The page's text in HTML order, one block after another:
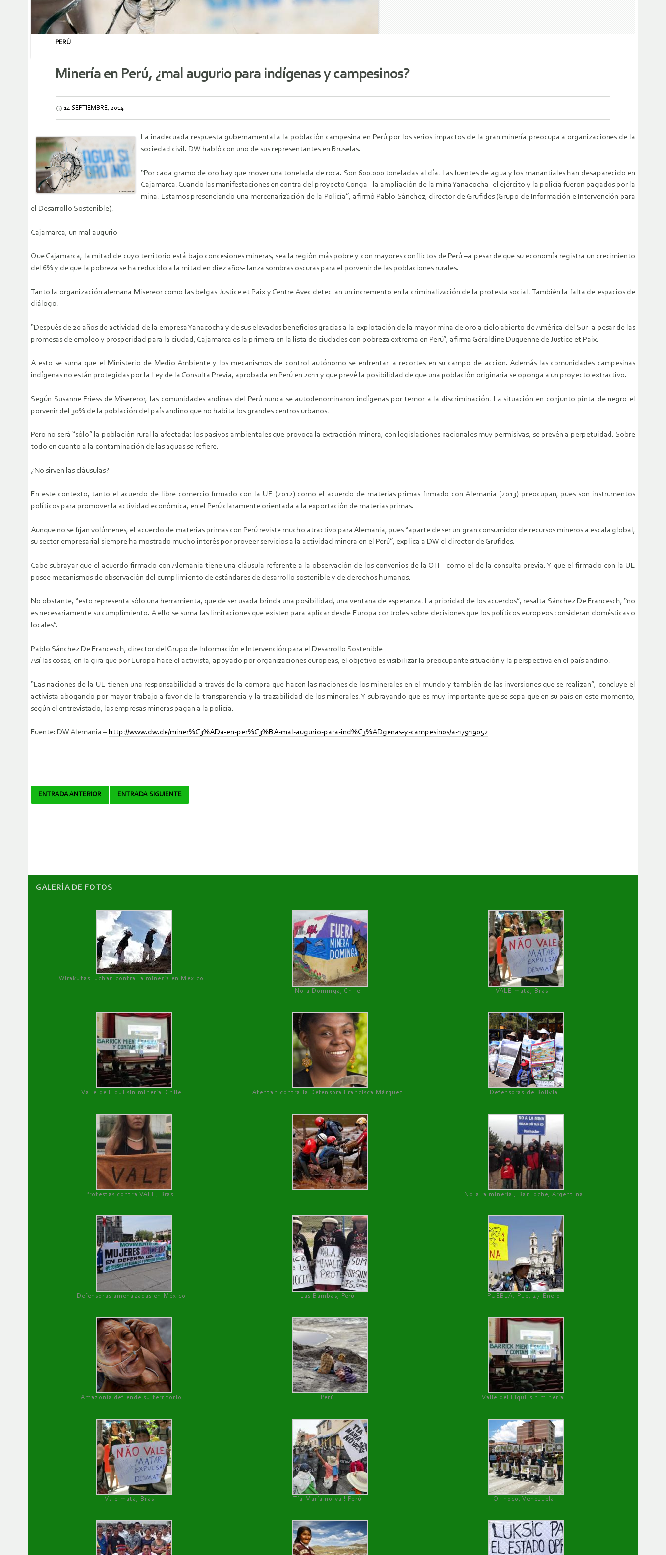
PERÚ
Minería en Perú, ¿mal augurio para indígenas y campesinos?
14 SEPTIEMBRE, 2014
La inadecuada respuesta gubernamental a la población campesina en Perú por los serios impactos de la gran minería preocupa a organizaciones de la
sociedad civil. DW habló con uno de sus representantes en Bruselas.
“Por cada gramo de oro hay que mover una tonelada de roca. Son 600.000 toneladas al día. Las fuentes de agua y los manantiales han desaparecido en
Cajamarca. Cuando las manifestaciones en contra del proyecto Conga –la ampliación de la mina Yanacocha- el ejército y la policía fueron pagados por la
mina. Estamos presenciando una mercenarización de la Policía”, afirmó Pablo Sánchez, director de Grufides (Grupo de Información e Intervención para
el Desarrollo Sostenible).
Cajamarca, un mal augurio
Que Cajamarca, la mitad de cuyo territorio está bajo concesiones mineras, sea la región más pobre y con mayores conflictos de Perú –a pesar de que su economía registra un crecimiento
del 6% y de que la pobreza se ha reducido a la mitad en diez años- lanza sombras oscuras para el porvenir de las poblaciones rurales.
Tanto la organización alemana Misereor como las belgas Justice et Paix y Centre Avec detectan un incremento en la criminalización de la protesta social. También la falta de espacios de
diálogo.
“Después de 20 años de actividad de la empresa Yanacocha y de sus elevados beneficios gracias a la explotación de la mayor mina de oro a cielo abierto de América del Sur -a pesar de las
promesas de empleo y prosperidad para la ciudad, Cajamarca es la primera en la lista de ciudades con pobreza extrema en Perú”, afirma Géraldine Duquenne de Justice et Paix.
A esto se suma que el Ministerio de Medio Ambiente y los mecanismos de control autónomo se enfrentan a recortes en su campo de acción. Además las comunidades campesinas
indígenas no están protegidas por la Ley de la Consulta Previa, aprobada en Perú en 2011 y que prevé la posibilidad de que una población originaria se oponga a un proyecto extractivo.
Según Susanne Friess de Misereror, las comunidades andinas del Perú nunca se autodenominaron indígenas por temor a la discriminación. La situación en conjunto pinta de negro el
porvenir del 30% de la población del país andino que no habita los grandes centros urbanos.
Pero no será “sólo” la población rural la afectada: los pasivos ambientales que provoca la extracción minera, con legislaciones nacionales muy permisivas, se prevén a perpetuidad. Sobre
todo en cuanto a la contaminación de las aguas se refiere.
¿No sirven las cláusulas?
En este contexto, tanto el acuerdo de libre comercio firmado con la UE (2012) como el acuerdo de materias primas firmado con Alemania (2013) preocupan, pues son instrumentos
políticos para promover la actividad económica, en el Perú claramente orientada a la exportación de materias primas.
Aunque no se fijan volúmenes, el acuerdo de materias primas con Perú reviste mucho atractivo para Alemania, pues “aparte de ser un gran consumidor de recursos mineros a escala global,
su sector empresarial siempre ha mostrado mucho interés por proveer servicios a la actividad minera en el Perú”, explica a DW el director de Grufides.
Cabe subrayar que el acuerdo firmado con Alemania tiene una cláusula referente a la observación de los convenios de la OIT –como el de la consulta previa. Y que el firmado con la UE
posee mecanismos de observación del cumplimiento de estándares de desarrollo sostenible y de derechos humanos.
No obstante, “esto representa sólo una herramienta, que de ser usada brinda una posibilidad, una ventana de esperanza. La prioridad de los acuerdos”, resalta Sánchez De Francesch, “no
es necesariamente su cumplimiento. A ello se suma las limitaciones que existen para aplicar desde Europa controles sobre decisiones que los políticos europeos consideran domésticas o
locales”.
Pablo Sánchez De Francesch, director del Grupo de Información e Intervención para el Desarrollo Sostenible
Así las cosas, en la gira que por Europa hace el activista, apoyado por organizaciones europeas, el objetivo es visibilizar la preocupante situación y la perspectiva en el país andino.
“Las naciones de la UE tienen una responsabilidad a través de la compra que hacen las naciones de los minerales en el mundo y también de las inversiones que se realizan”, concluye el
activista abogando por mayor trabajo a favor de la transparencia y la trazabilidad de los minerales. Y subrayando que es muy importante que se sepa que en su país en este momento,
según el entrevistado, las empresas mineras pagan a la policía.
Fuente: DW Alemania – http://www.dw.de/miner%C3%ADa-en-per%C3%BA-mal-augurio-para-ind%C3%ADgenas-y-campesinos/a-17919052
Navegador
ENTRADA ANTERIOR ENTRADA SIGUIENTE
GALERÌA DE FOTOS
Wirakutas luchan contra la minería en México
No a Dominga, Chile
VALE mata, Brasil
Valle de Elqui sin minería. Chile Atentan contra la Defensora Francisca Márquez Defensoras de Bolivia
Protestas contra VALE, Brasil No a la minería , Bariloche, Argentina
Defensoras amenazadas en México Las Bambas, Perú PUEBLA, Pue, 27 Enero
Amazonía defiende su territorio Perú Valle del Elqui sin minería.
Vale mata, Brasil Tía María no va ! Perú Orinoco, Venezuela